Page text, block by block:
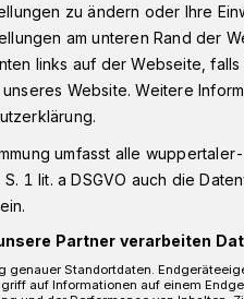
mit der Denkmal-
Helene Weber
Heydt-Museum. Die
und Christiane
Grundschule Mirker
zu ändern oder Ihre
am unteren Rand der
links auf der Webseite,
Website. Weitere
umfasst alle
1 lit. a DSGVO auch die
Partner verarbeiten
genauer Standortdaten.
auf Informationen auf einem